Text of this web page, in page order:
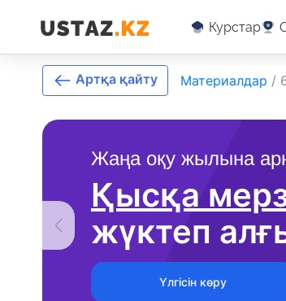
Курстар
Жаңа оқу жылына
Қысқа
жүктеп
Үлгісін көру
Артқа қайту Материалдар /